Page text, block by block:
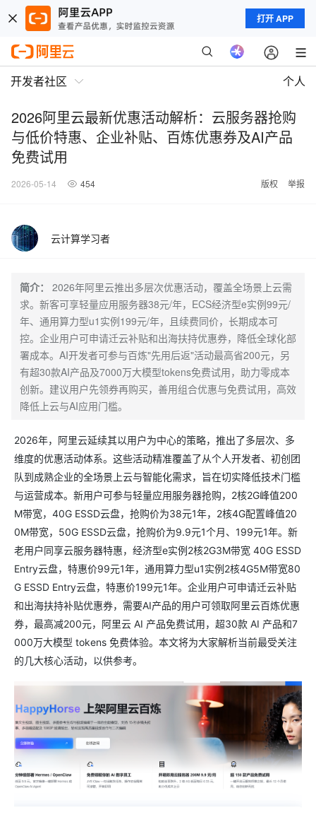
打开 APP
开发者社区 个人
2026阿里云最新优惠活动解析：云服务器抢购
与低价特惠、企业补贴、百炼优惠券及AI产品
免费试用
2026-05-14 454 版权 举报
云计算学习者
简介：
2026年阿里云推出多层次优惠活动，覆盖全场景上云需
求。新客可享轻量应用服务器38元/年，ECS经济型e实例99元/
年、通用算力型u1实例199元/年，且续费同价，长期成本可
控。企业用户可申请迁云补贴和出海扶持优惠券，降低全球化部
署成本。AI开发者可参与百炼"先用后返"活动最高省200元，另
有超30款AI产品及7000万大模型tokens免费试用，助力零成本
创新。建议用户先领券再购买，善用组合优惠与免费试用，高效
降低上云与AI应用门槛。
2026年，阿里云延续其以用户为中心的策略，推出了多层次、多
维度的优惠活动体系。这些活动精准覆盖了从个人开发者、初创团
队到成熟企业的全场景上云与智能化需求，旨在切实降低技术门槛
与运营成本。新用户可参与轻量应用服务器抢购，2核2G峰值200
M带宽，40G ESSD云盘，抢购价为38元1年，2核4G配置峰值20
0M带宽，50G ESSD云盘，抢购价为9.9元1个月、199元1年。新
老用户同享云服务器特惠，经济型e实例2核2G3M带宽 40G ESSD
Entry云盘，特惠价99元1年，通用算力型u1实例2核4G5M带宽80
G ESSD Entry云盘，特惠价199元1年。企业用户可申请迁云补贴
和出海扶持补贴优惠券，需要AI产品的用户可领取阿里云百炼优惠
券，最高减200元，阿里云 AI 产品免费试用，超30款 AI 产品和7
000万大模型 tokens 免费体验。本文将为大家解析当前最受关注
的几大核心活动，以供参考。